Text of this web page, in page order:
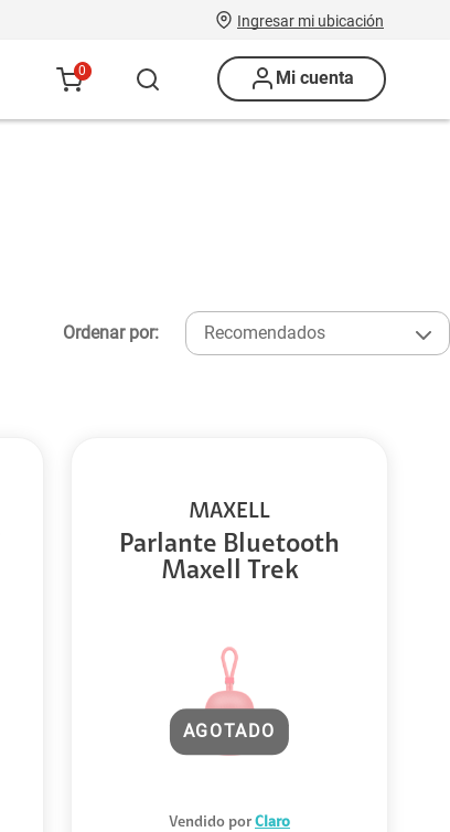
Ingresar mi ubicación
0 Mi cuenta
Ordenar por: Recomendados
MAXELL
Parlante Bluetooth
Maxell Trek
AGOTADO
Vendido por Claro